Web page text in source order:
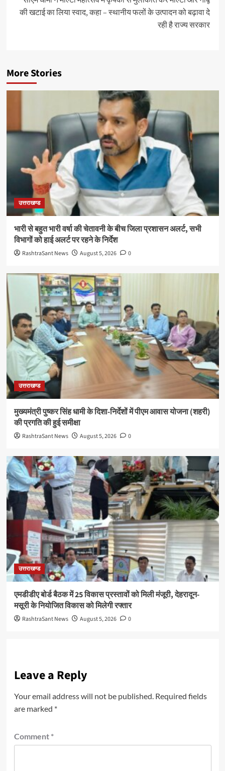
की खटाई का लिया स्वाद, कहा – स्थानीय फलों के उत्पादन को बढ़ावा दे
रही है राज्य सरकार
More Stories
उत्तराखण्ड
भारी से बहुत भारी वर्षा की चेतावनी के बीच जिला प्रशासन अलर्ट, सभी
विभागों को हाई अलर्ट पर रहने के निर्देश
RashtraSant News August 5, 2026 0
उत्तराखण्ड
मुख्यमंत्री पुष्कर सिंह धामी के दिशा-निर्देशों में पीएम आवास योजना (शहरी)
की प्रगति की हुई समीक्षा
RashtraSant News August 5, 2026 0
उत्तराखण्ड
एमडीडीए बोर्ड बैठक में 25 विकास प्रस्तावों को मिली मंजूरी, देहरादून-
मसूरी के नियोजित विकास को मिलेगी रफ्तार
RashtraSant News August 5, 2026 0
Leave a Reply
Your email address will not be published. Required fields
are marked *
Comment *